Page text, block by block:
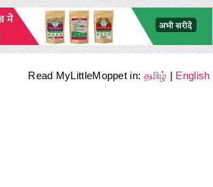
Read MyLittleMoppet in: தமிழ் | English